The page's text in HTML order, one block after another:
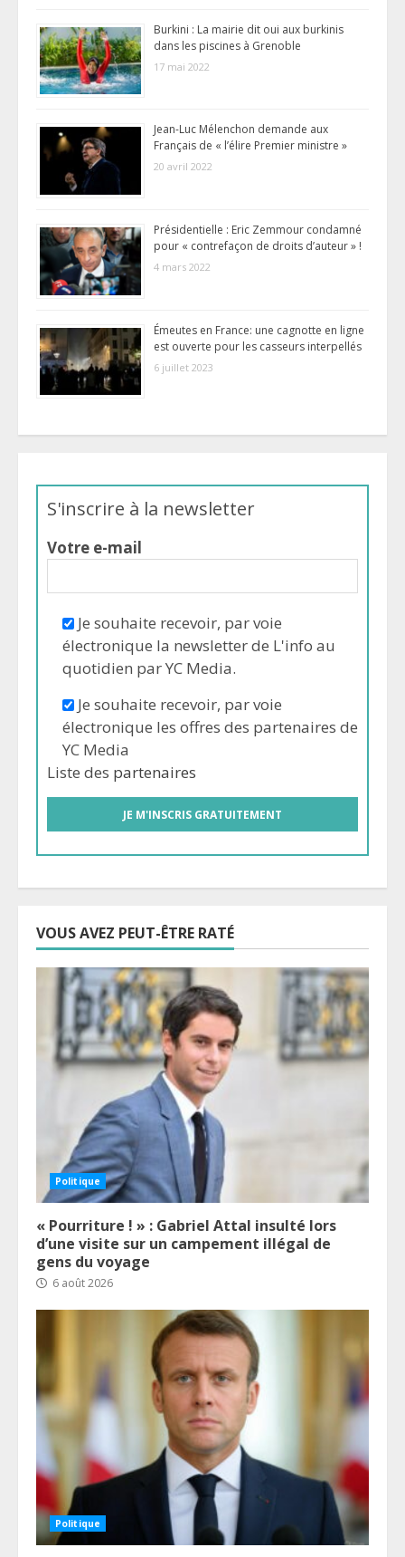
Burkini : La mairie dit oui aux burkinis
dans les piscines à Grenoble
17 mai 2022
Jean-Luc Mélenchon demande aux
Français de « l’élire Premier ministre »
20 avril 2022
Présidentielle : Eric Zemmour condamné
pour « contrefaçon de droits d’auteur » !
4 mars 2022
Émeutes en France: une cagnotte en ligne
est ouverte pour les casseurs interpellés
6 juillet 2023
S'inscrire à la newsletter
Votre e-mail
Je souhaite recevoir, par voie
électronique la newsletter de L'info au
quotidien par YC Media.
Je souhaite recevoir, par voie
électronique les offres des partenaires de
YC Media
Liste des partenaires
VOUS AVEZ PEUT-ÊTRE RATÉ
Politique
« Pourriture ! » : Gabriel Attal insulté lors
d’une visite sur un campement illégal de
gens du voyage
6 août 2026
Politique